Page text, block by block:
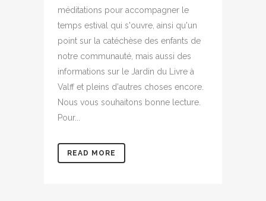
méditations pour accompagner le
temps estival qui s'ouvre, ainsi qu'un
point sur la catéchèse des enfants de
notre communauté, mais aussi des
informations sur le Jardin du Livre à
Valff et pleins d'autres choses encore.
Nous vous souhaitons bonne lecture.
Pour...
READ MORE